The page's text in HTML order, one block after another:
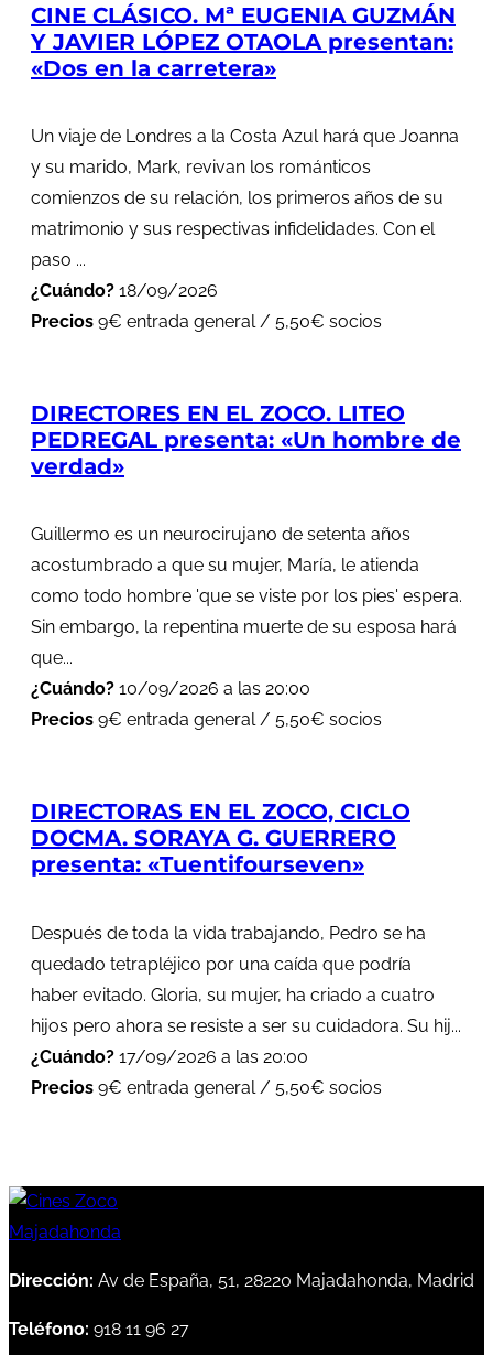
CINE CLÁSICO. Mª EUGENIA GUZMÁN
Y JAVIER LÓPEZ OTAOLA presentan:
«Dos en la carretera»
Un viaje de Londres a la Costa Azul hará que Joanna
y su marido, Mark, revivan los románticos
comienzos de su relación, los primeros años de su
matrimonio y sus respectivas infidelidades. Con el
paso ...
¿Cuándo? 18/09/2026
Precios 9€ entrada general / 5,50€ socios
DIRECTORES EN EL ZOCO. LITEO
PEDREGAL presenta: «Un hombre de
verdad»
Guillermo es un neurocirujano de setenta años
acostumbrado a que su mujer, María, le atienda
como todo hombre 'que se viste por los pies' espera.
Sin embargo, la repentina muerte de su esposa hará
que...
¿Cuándo? 10/09/2026 a las 20:00
Precios 9€ entrada general / 5,50€ socios
DIRECTORAS EN EL ZOCO, CICLO
DOCMA. SORAYA G. GUERRERO
presenta: «Tuentifourseven»
Después de toda la vida trabajando, Pedro se ha
quedado tetrapléjico por una caída que podría
haber evitado. Gloria, su mujer, ha criado a cuatro
hijos pero ahora se resiste a ser su cuidadora. Su hij...
¿Cuándo? 17/09/2026 a las 20:00
Precios 9€ entrada general / 5,50€ socios
Dirección: Av de España, 51, 28220 Majadahonda, Madrid
Teléfono: 918 11 96 27